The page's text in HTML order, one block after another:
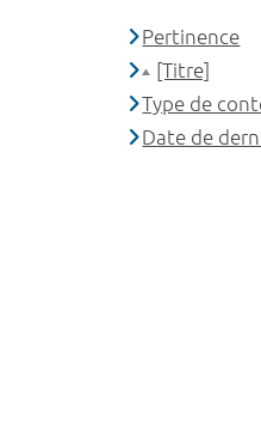
Pertinence
[Titre]
Type de
Date de